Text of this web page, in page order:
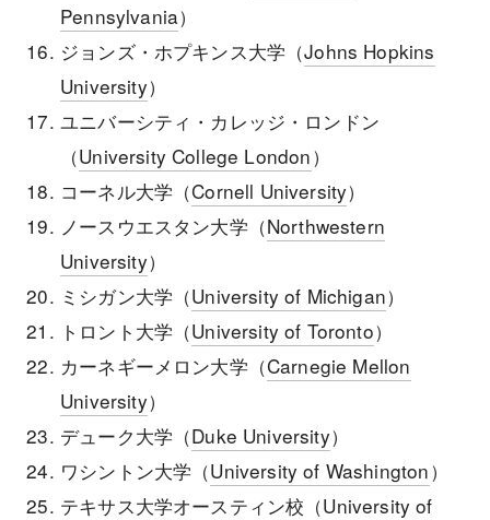
Pennsylvania）
ジョンズ・ホプキンス大学（Johns Hopkins
University）
ユニバーシティ・カレッジ・ロンドン
（University College London）
コーネル大学（Cornell University）
ノースウエスタン大学（Northwestern
University）
ミシガン大学（University of Michigan）
トロント大学（University of Toronto）
カーネギーメロン大学（Carnegie Mellon
University）
デューク大学（Duke University）
ワシントン大学（University of Washington）
テキサス大学オースティン校（University of